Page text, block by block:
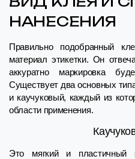
НАНЕСЕНИЯ
Правильно подобранный
материал этикетки. Он
аккуратно маркировка
Существует два основных
и каучуковый, каждый из
области применения.
Это мягкий и пластичный